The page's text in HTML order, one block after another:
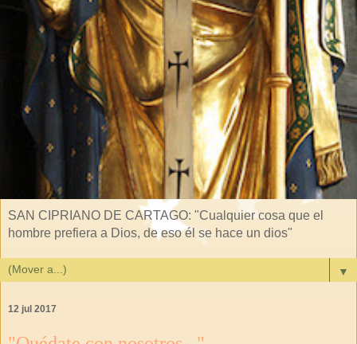
SAN CIPRIANO DE CARTAGO: "Cualquier cosa que el
hombre prefiera a Dios, de eso él se hace un dios"
▼
12 jul 2017